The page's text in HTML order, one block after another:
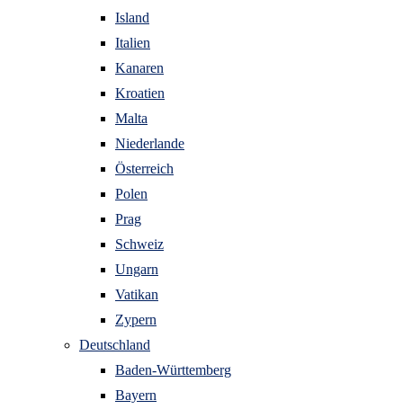
Island
Italien
Kanaren
Kroatien
Malta
Niederlande
Österreich
Polen
Prag
Schweiz
Ungarn
Vatikan
Zypern
Deutschland
Baden-Württemberg
Bayern